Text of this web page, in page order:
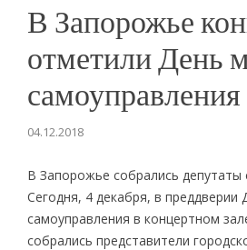
В Запорожье
отметили День
самоуправления
04.12.2018
В Запорожье собрались депутаты
Сегодня, 4 декабря, в преддверии
самоуправления в концертном
собрались представители